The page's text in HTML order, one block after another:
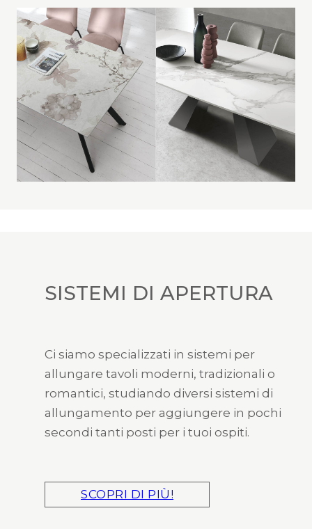
SISTEMI DI APERTURA
Ci siamo specializzati in sistemi per
allungare tavoli moderni, tradizionali o
romantici, studiando diversi sistemi di
allungamento per aggiungere in pochi
secondi tanti posti per i tuoi ospiti.
SCOPRI DI PIÙ!